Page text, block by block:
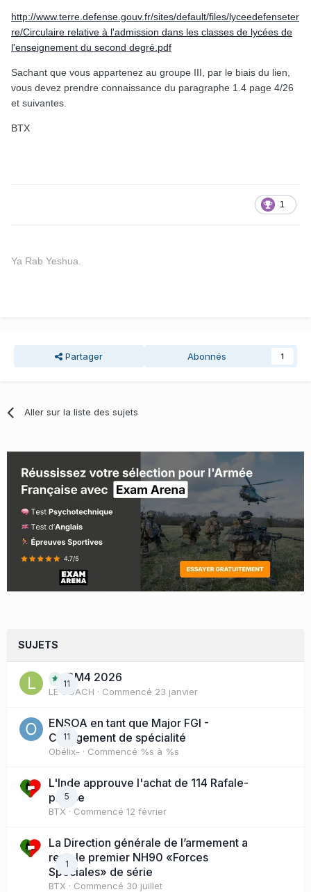
http://www.terre.defense.gouv.fr/sites/default/files/lyceedefenseter
re/Circulaire relative à l'admission dans les classes de lycées de
l'enseignement du second degré.pdf
Sachant que vous appartenez au groupe III, par le biais du lien,
vous devez prendre connaissance du paragraphe 1.4 page 4/26
et suivantes.
BTX
1
Ya Rab Yeshua.
Partager Abonnés 1
Aller sur la liste des sujets
SUJETS
11BM4 2026
LE COACH · Commencé 23 janvier
11
ENSOA en tant que Major FGI -
Changement de spécialité
Obélix- · Commencé %s à %s
5
L'Inde approuve l'achat de 114 Rafale-
presse
BTX · Commencé 12 février
1
La Direction générale de l’armement a
reçu le premier NH90 «Forces
Spéciales» de série
BTX · Commencé 30 juillet